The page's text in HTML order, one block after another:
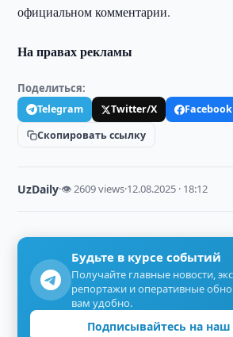
официальном комментарии.
На правах рекламы
Поделиться:
Telegram Twitter/X
Facebook
Скопировать ссылку
UzDaily·👁 2609 views·12.08.2025 · 18:12
Будьте в курсе событий
Получайте главные новости,
репортажи и оперативные
вам удобно.
Подписывайтесь на наш